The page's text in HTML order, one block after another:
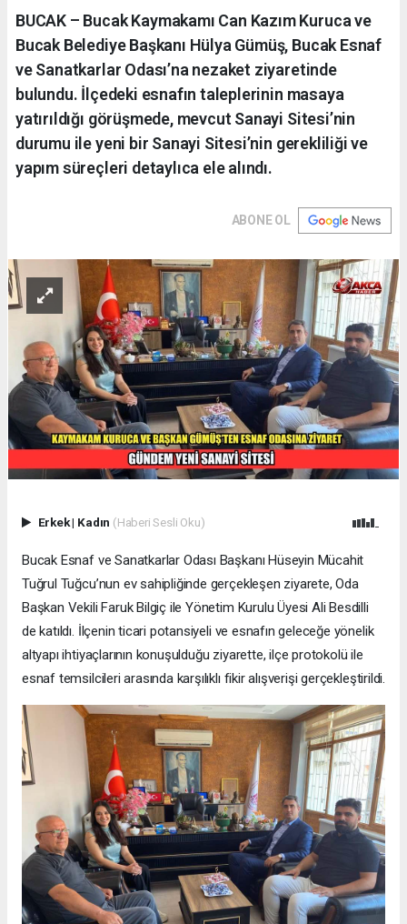
BUCAK – Bucak Kaymakamı Can Kazım Kuruca ve
Bucak Belediye Başkanı Hülya Gümüş, Bucak Esnaf
ve Sanatkarlar Odası’na nezaket ziyaretinde
bulundu. İlçedeki esnafın taleplerinin masaya
yatırıldığı görüşmede, mevcut Sanayi Sitesi’nin
durumu ile yeni bir Sanayi Sitesi’nin gerekliliği ve
yapım süreçleri detaylıca ele alındı.
ABONE OL
Erkek| Kadın (Haberi Sesli Oku)
Bucak Esnaf ve Sanatkarlar Odası Başkanı Hüseyin Mücahit
Tuğrul Tuğcu’nun ev sahipliğinde gerçekleşen ziyarete, Oda
Başkan Vekili Faruk Bilgiç ile Yönetim Kurulu Üyesi Ali Besdilli
de katıldı. İlçenin ticari potansiyeli ve esnafın geleceğe yönelik
altyapı ihtiyaçlarının konuşulduğu ziyarette, ilçe protokolü ile
esnaf temsilcileri arasında karşılıklı fikir alışverişi gerçekleştirildi.